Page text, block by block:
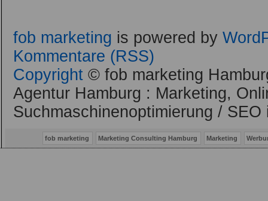
fob marketing is powered by
Kommentare (RSS)
Copyright © fob marketing
Agentur Hamburg : Marketing,
Suchmaschinenoptimierung / SEO
fob marketing Marketing Consulting Hamburg Marketing